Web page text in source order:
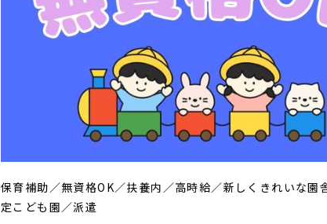
保育補助／無資格OK／扶養内／高時給／新しくきれいな
定こども園／派遣